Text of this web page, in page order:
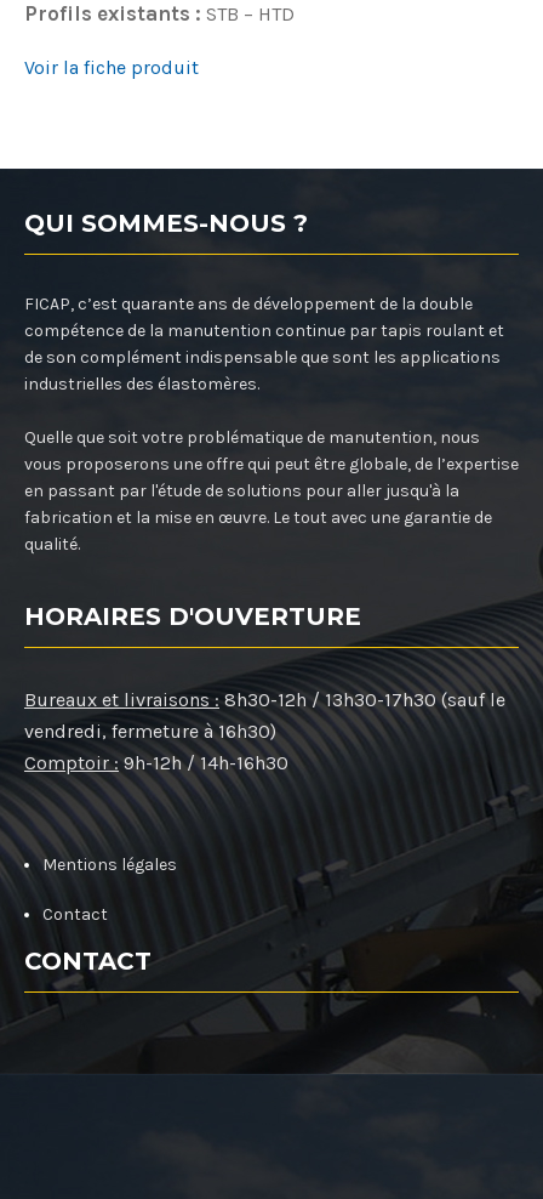
Profils existants : STB – HTD
Voir la fiche produit
QUI SOMMES-NOUS ?
FICAP, c’est quarante ans de développement de la double
compétence de la manutention continue par tapis roulant et
de son complément indispensable que sont les applications
industrielles des élastomères.
Quelle que soit votre problématique de manutention, nous
vous proposerons une offre qui peut être globale, de l’expertise
en passant par l'étude de solutions pour aller jusqu'à la
fabrication et la mise en œuvre. Le tout avec une garantie de
qualité.
HORAIRES D'OUVERTURE
Bureaux et livraisons : 8h30-12h / 13h30-17h30 (sauf le
vendredi, fermeture à 16h30)
Comptoir : 9h-12h / 14h-16h30
Mentions légales
Contact
CONTACT